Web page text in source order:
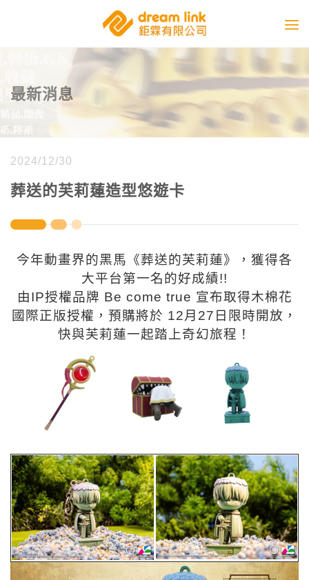
最新消息
2024/12/30
葬送的芙莉蓮造型悠遊卡
今年動畫界的黑馬《葬送的芙莉蓮》，獲得各
大平台第一名的好成績!!
由IP授權品牌 Be come true 宣布取得木棉花
國際正版授權，預購將於 12月27日限時開放，
快與芙莉蓮一起踏上奇幻旅程！